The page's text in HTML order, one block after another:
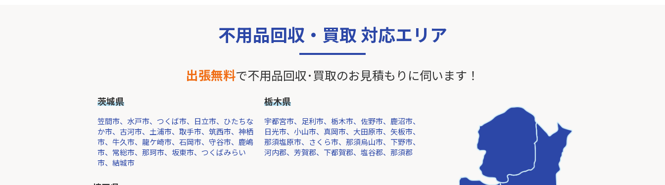
不用品回収・買取 対応エリア
出張無料で不用品回収･買取のお見積もりに伺います！
茨城県
笠間市、水戸市、つくば市、日立市、ひたちな
か市、古河市、土浦市、取手市、筑西市、神栖
市、牛久市、龍ケ崎市、石岡市、守谷市、鹿嶋
市、常総市、那珂市、坂東市、つくばみらい
市、結城市
栃木県
宇都宮市、足利市、栃木市、佐野市、鹿沼市、
日光市、小山市、真岡市、大田原市、矢板市、
那須塩原市、さくら市、那須烏山市、下野市、
河内郡、芳賀郡、下都賀郡、塩谷郡、那須郡